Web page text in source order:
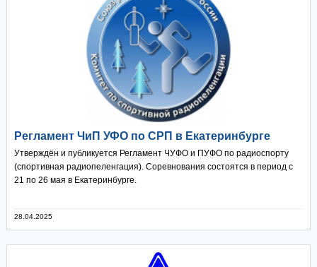
Регламент ЧиП УФО по СРП в Екатеринбурге
Утверждён и публикуется Регламент ЧУФО и ПУФО по радиоспорту
(спортивная радиопеленгация). Соревнования состоятся в период с
21 по 26 мая в Екатеринбурге.
28.04.2025